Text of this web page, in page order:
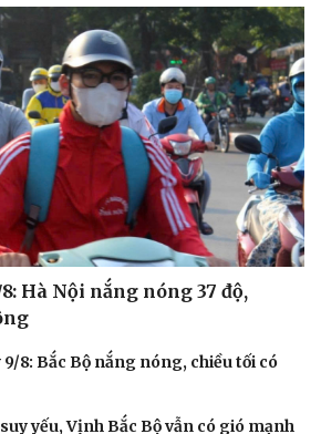
Hà Nội nắng nóng 37 độ,
8: Bắc Bộ nắng nóng, chiều tối có
yếu, Vịnh Bắc Bộ vẫn có gió mạnh